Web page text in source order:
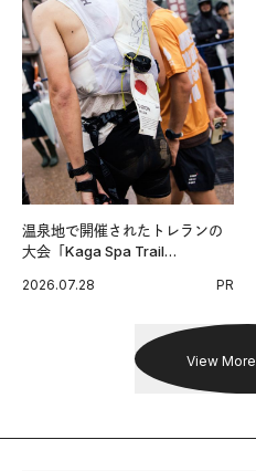
温泉地で開催されたトレランの
大会「Kaga Spa Trail
戦を夢見るランナーたちの奮闘
2026.07.28 PR
View